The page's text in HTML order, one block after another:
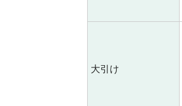
大引け